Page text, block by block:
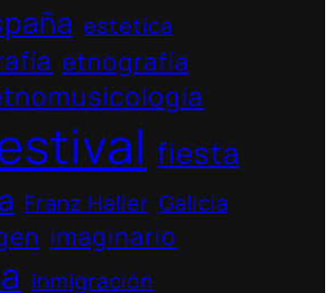
estética
etnografía
fiesta
Franz Haller Galicia
imaginario
inmigración